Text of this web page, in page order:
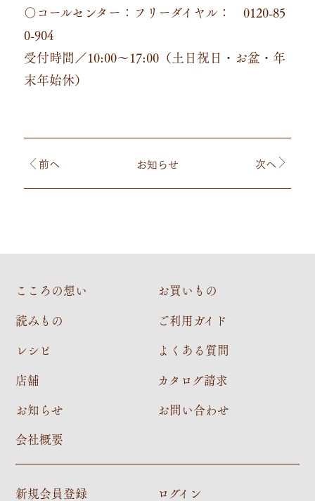
〇コールセンター：フリーダイヤル： 0120-85
0-904
受付時間／10:00～17:00（土日祝日・お盆・年
末年始休）
前へ お知らせ 次へ
こころの想い
読みもの
レシピ
店舗
お知らせ
会社概要
お買いもの
ご利用ガイド
よくある質問
カタログ請求
お問い合わせ
新規会員登録 ログイン